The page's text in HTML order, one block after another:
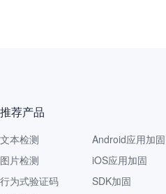
推荐产品
文本检测
图片检测
行为式验证码
Android应用加固
iOS应用加固
SDK加固